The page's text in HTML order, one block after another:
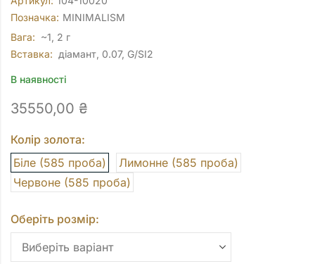
Позначка: MINIMALISM
Вага: ~1, 2 г
Вставка: діамант, 0.07, G/SI2
В наявності
35550,00 ₴
Колір золота:
Біле (585 проба)
Лимонне (585 проба)
Червоне (585 проба)
Оберіть розмір: